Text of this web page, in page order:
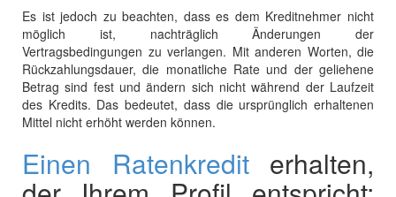
Es ist jedoch zu beachten, dass es dem Kreditnehmer nicht
möglich ist, nachträglich Änderungen der
Vertragsbedingungen zu verlangen. Mit anderen Worten, die
Rückzahlungsdauer, die monatliche Rate und der geliehene
Betrag sind fest und ändern sich nicht während der Laufzeit
des Kredits. Das bedeutet, dass die ursprünglich erhaltenen
Mittel nicht erhöht werden können.
Einen Ratenkrediterhalten,